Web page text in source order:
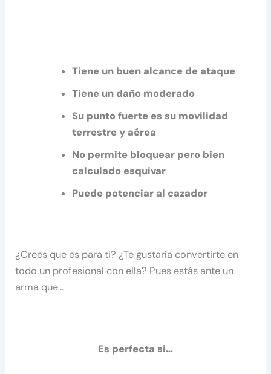
Tiene un buen alcance de ataque
Tiene un daño moderado
Su punto fuerte es su movilidad
terrestre y aérea
No permite bloquear pero bien
calculado esquivar
Puede potenciar al cazador
¿Crees que es para ti? ¿Te gustaría convertirte en
todo un profesional con ella? Pues estás ante un
arma que…
Es perfecta si…